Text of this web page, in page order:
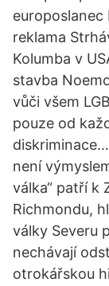
reklama
Kolumba v
stavba
vůči všem
pouze od
není
válka“ patří k
Richmondu,
války Severu
nechávají
otrokářskou